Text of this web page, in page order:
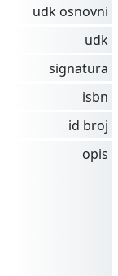
udk osnovni
udk
signatura
isbn
id broj
opis